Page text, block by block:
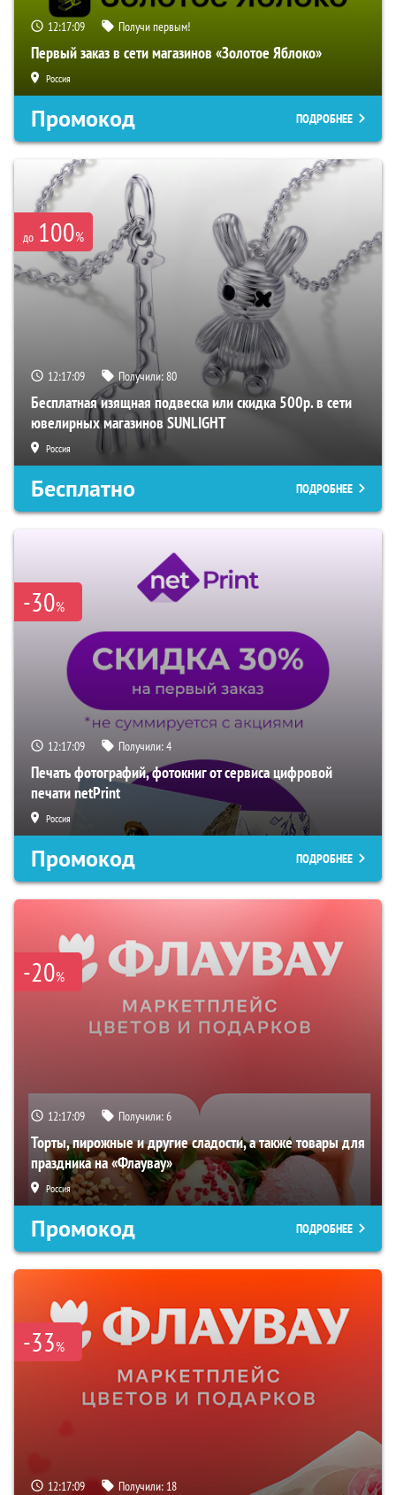
12:17:08 Получи первым!
Первый заказ в сети магазинов «Золотое Яблоко»
Россия
Промокод ПОДРОБНЕЕ
до 100%
12:17:08 Получили:80
Бесплатная изящная подвеска или скидка 500р. в сети
ювелирных магазинов SUNLIGHT
Россия
Бесплатно ПОДРОБНЕЕ
-30%
12:17:08 Получили:4
Печать фотографий, фотокниг от сервиса цифровой
печати netPrint
Россия
Промокод ПОДРОБНЕЕ
-20%
12:17:08 Получили:6
Торты, пирожные и другие сладости, а также товары для
праздника на «Флаувау»
Россия
Промокод ПОДРОБНЕЕ
-33%
12:17:08 Получили: 18